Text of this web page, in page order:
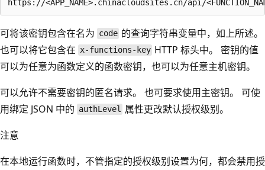
可将该密钥包含在名为 code 的查询字符串变量中，如上所述。
也可以将它包含在 x-functions-key HTTP 标头中。 密钥的值
可以为任意为函数定义的函数密钥，也可以为任意主机密钥。
可以允许不需要密钥的匿名请求。 也可要求使用主密钥。 可使
用绑定 JSON 中的 authLevel 属性更改默认授权级别。
注意
在本地运行函数时，不管指定的授权级别设置为何，都会禁用授